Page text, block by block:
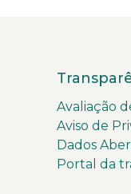
Avaliação
Aviso de
Dados
Portal da